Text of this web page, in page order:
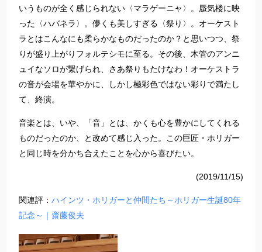
いうものが全く感じられない〈マラゲーニャ〉。蜃気楼に映
った〈ハバネラ〉。儚くも美しすぎる〈祭り〉。オーケスト
ラとはこんなにも柔らかなものだったのか？と思いつつ、祭
りが盛り上がりフォルテシモに至る。その後、木管のアンニ
ュイなソロが繋げられ、さあ祭りもたけなわ！オーケストラ
の音が会場を華やかに、しかし極彩色ではない彩りで満たし
て、終演。
音楽とは、いや、「音」とは、かくも心を豊かにしてくれる
ものだったのか、と改めて感じ入った。この巨匠・ホリガー
と同じ時を分かち合えたことを心から喜びたい。
(2019/11/15)
関連評： ハインツ・ホリガーと仲間たち～ホリガー生誕80年
記念～ ｜齋藤俊夫